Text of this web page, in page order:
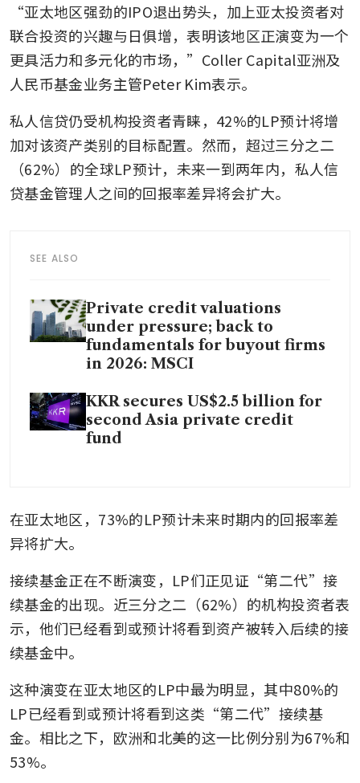
“亚太地区强劲的IPO退出势头，加上亚太投资者对
联合投资的兴趣与日俱增，表明该地区正演变为一个
更具活力和多元化的市场，”Coller Capital亚洲及
人民币基金业务主管Peter Kim表示。
私人信贷仍受机构投资者青睐，42%的LP预计将增
加对该资产类别的目标配置。然而，超过三分之二
（62%）的全球LP预计，未来一到两年内，私人信
贷基金管理人之间的回报率差异将会扩大。
SEE ALSO
Private credit valuations
under pressure; back to
fundamentals for buyout firms
in 2026: MSCI
KKR secures US$2.5 billion for
second Asia private credit
fund
在亚太地区，73%的LP预计未来时期内的回报率差
异将扩大。
接续基金正在不断演变，LP们正见证“第二代”接
续基金的出现。近三分之二（62%）的机构投资者表
示，他们已经看到或预计将看到资产被转入后续的接
续基金中。
这种演变在亚太地区的LP中最为明显，其中80%的
LP已经看到或预计将看到这类“第二代”接续基
金。相比之下，欧洲和北美的这一比例分别为67%和
53%。